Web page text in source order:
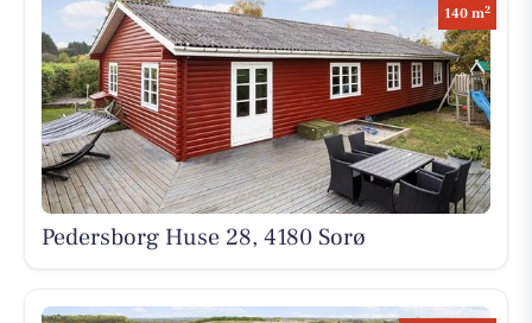
140 m2
Pedersborg Huse 28, 4180 Sorø